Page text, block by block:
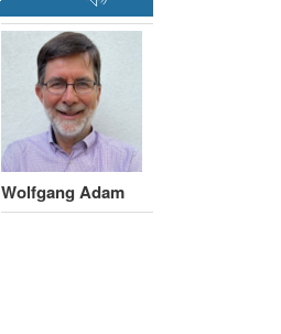
Wolfgang Adam